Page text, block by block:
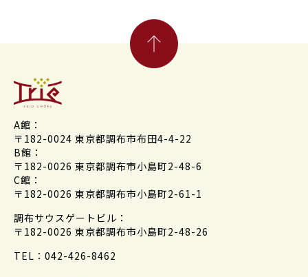
A館：
〒182-0024 東京都調布市布田4-4-22
B館：
〒182-0026 東京都調布市小島町2-48-6
C館：
〒182-0026 東京都調布市小島町2-61-1
調布サウスゲートビル：
〒182-0026 東京都調布市小島町2-48-26
TEL：042-426-8462